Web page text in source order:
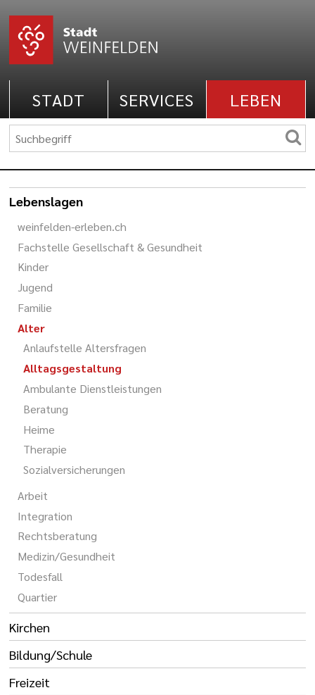
STADT SERVICES LEBEN
Lebenslagen
weinfelden-erleben.ch
Fachstelle Gesellschaft & Gesundheit
Kinder
Jugend
Familie
Alter
Anlaufstelle Altersfragen
Alltagsgestaltung
Ambulante Dienstleistungen
Beratung
Heime
Therapie
Sozialversicherungen
Arbeit
Integration
Rechtsberatung
Medizin/Gesundheit
Todesfall
Quartier
Kirchen
Bildung/Schule
Freizeit